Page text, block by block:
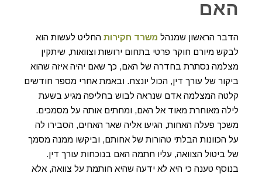
האם
הדבר הראשון שמנהל משרד חקירות החליט לעשות הוא
לבקש מיורם חוקר פרטי בתחום ירושות וצוואות, שיתקין
מצלמה נסתרת בחדרה של האם, כך שאם יהיה איזה שהוא
ביקור של עורך דין, הכול יונצח. ובאמת אחרי מספר חודשים
קלטה המצלמה אדם שנראה לבוש בחליפה מגיע בשעת
לילה מאוחרת מאוד אל האם, ומחתים אותה על מסמכים.
משכך פעלה האחות, הגיעו אליה שאר האחים, הסבירו לה
על הכוונות הבלתי טהורות של אחותם, וביקשו ממנה מסמך
של ביטול הצוואה, עליו חתמה האם בנוכחות עורך דין.
בנוסף טענה כי היא לא ידעה שהיא חותמת על צוואה, אלא